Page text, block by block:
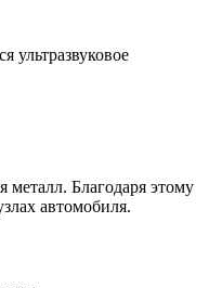
ультразвуковое
металл. Благодаря этому
автомобиля.